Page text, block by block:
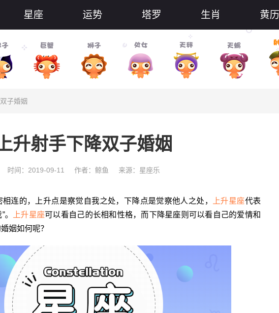
星座 运势 塔罗 生肖 黄历
子婚姻
升射手下降双子婚姻
时间：2019-09-11 作者：鲸鱼 来源：星座乐
相连的，上升点是察觉自我之处，下降点是觉察他人之处， 上升星座代表
。 上升星座可以看自己的长相和性格，而下降星座则可以看自己的爱情和
姻如何呢？